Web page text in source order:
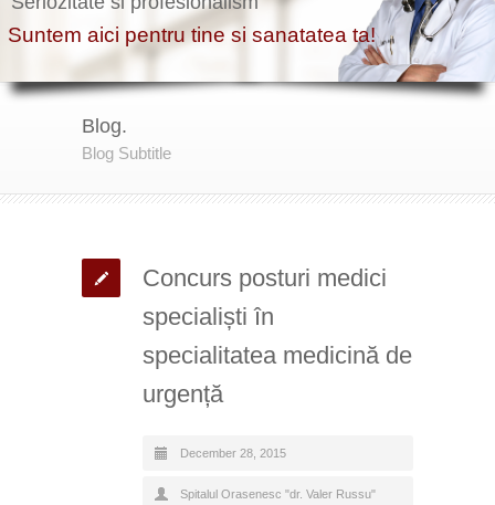
Blog.
Blog Subtitle
Concurs posturi medici
specialiști în
specialitatea medicină de
urgență
December 28, 2015
Spitalul Orasenesc "dr. Valer Russu"